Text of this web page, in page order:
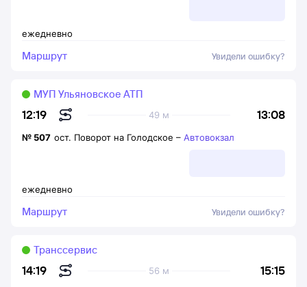
ежедневно
Маршрут Увидели ошибку?
12:19 13:08
49 м
МУП Ульяновское АТП
ежедневно
№ 507 ост. Поворот на Голодское – Автовокзал
Маршрут Увидели ошибку?
14:19 15:15
56 м
Транссервис